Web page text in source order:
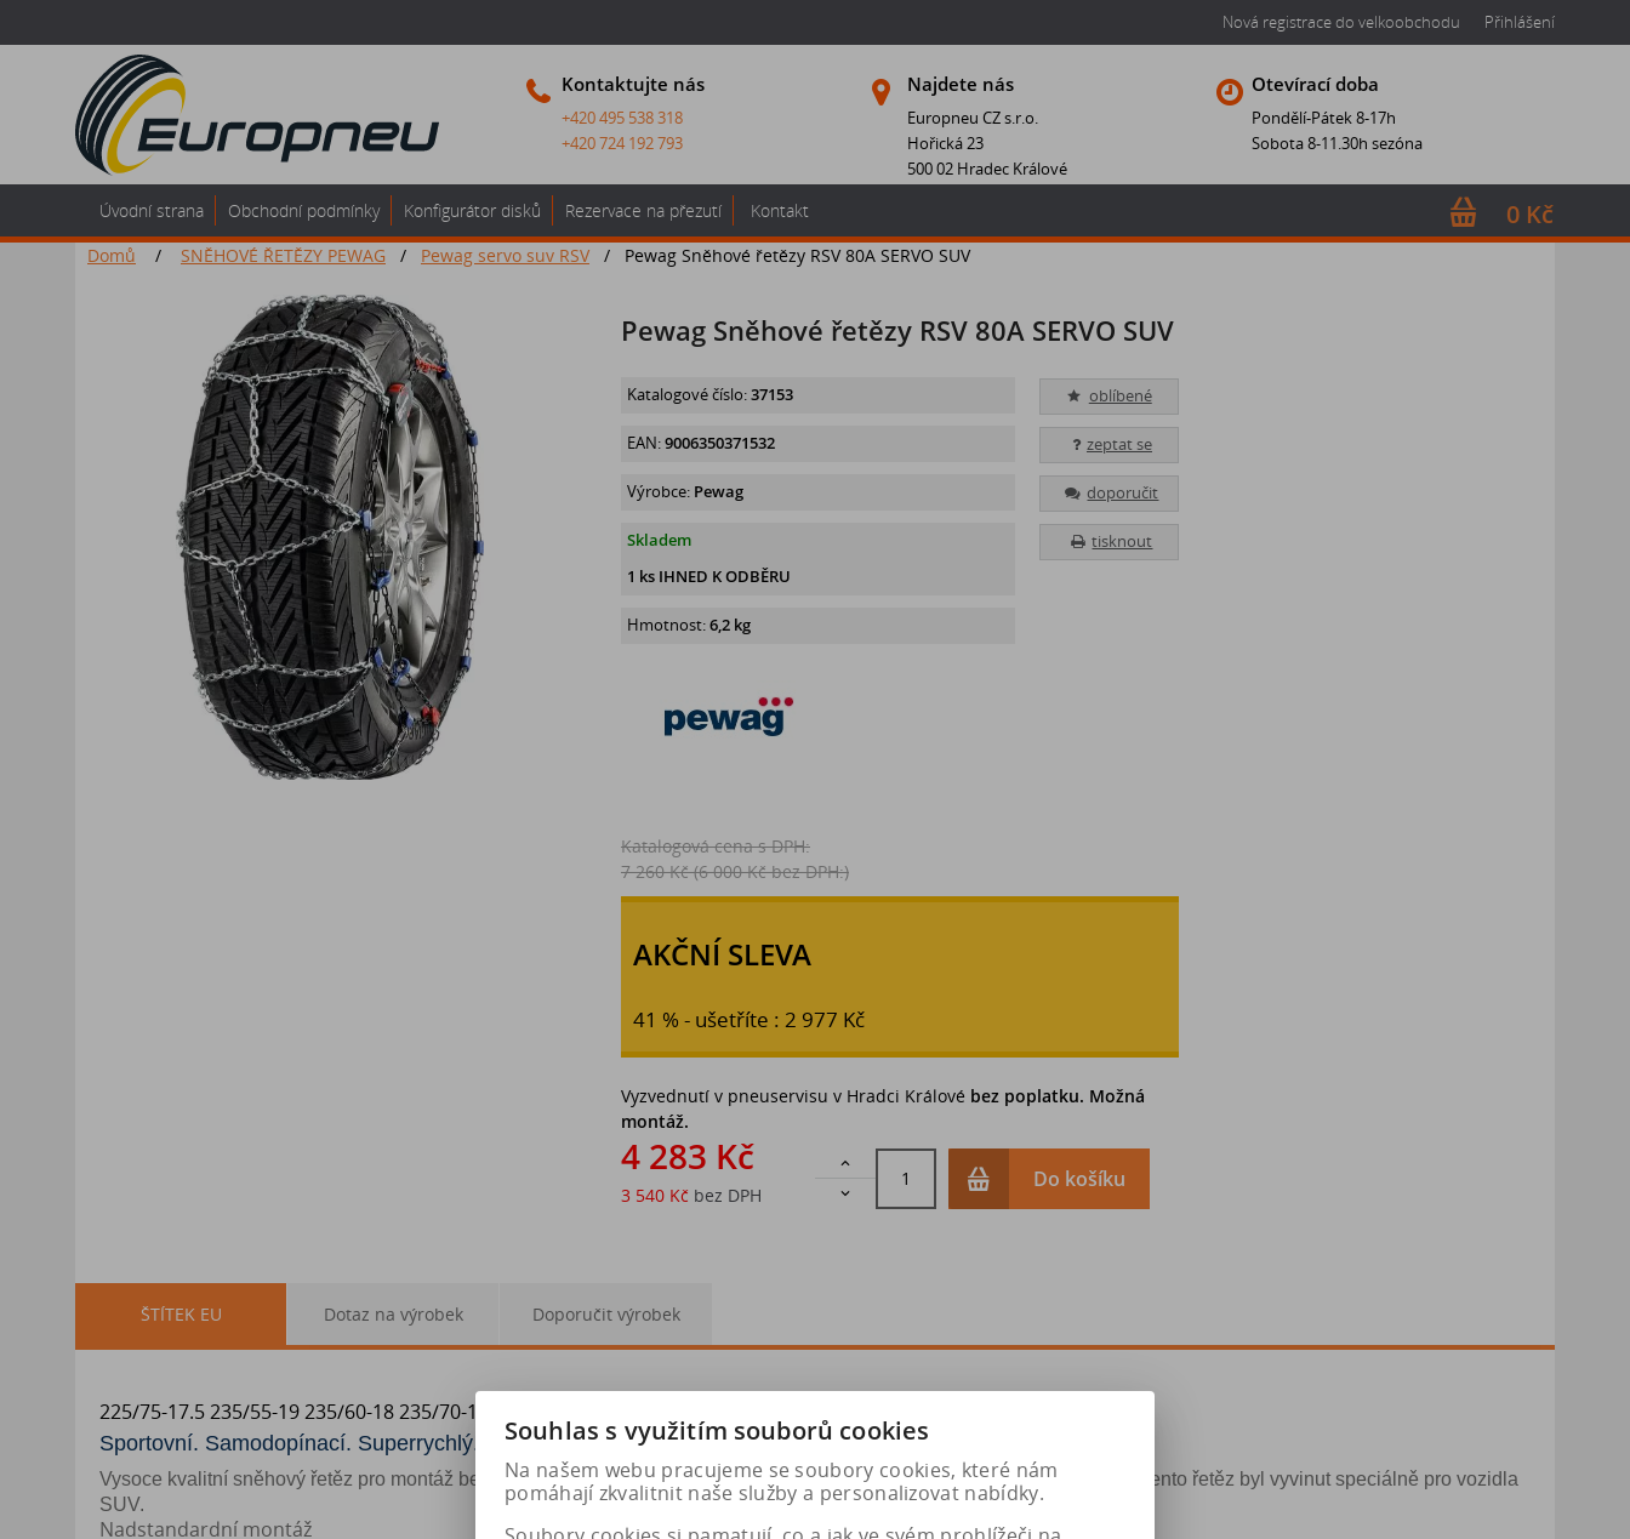
Nová registrace do velkoobchodu Přihlášení
Kontaktujte nás
+420 495 538 318
+420 724 192 793
Najdete nás
Europneu CZ s.r.o.
Hořická 23
500 02 Hradec Králové
Otevírací doba
Pondělí-Pátek 8-17h
Sobota 8-11.30h sezóna
0 Kč
Úvodní strana Obchodní podmínky Konfigurátor disků Rezervace na přezutí
Kontakt
Domů
/ SNĚHOVÉ ŘETĚZY PEWAG / Pewag servo suv RSV / Pewag Sněhové řetězy RSV 80A SERVO SUV
Pewag Sněhové řetězy RSV 80A SERVO SUV
oblíbené
zeptat se
doporučit
tisknout
Katalogové číslo:37153
EAN:9006350371532
Výrobce: Pewag
Skladem
1 ks IHNED K ODBĚRU
Hmotnost:6,2 kg
Katalogová cena s DPH:
7 260 Kč (6 000 Kč bez DPH:)
AKČNÍ SLEVA
41 % - ušetříte : 2 977 Kč
Vyzvednutí v pneuservisu v Hradci Králové bez poplatku. Možná
montáž.
4 283 Kč
3 540 Kč bez DPH


Do košíku
ŠTÍTEK EU Dotaz na výrobek Doporučit výrobek
225/75-17.5 235/55-19 235/60-18 235/70-17 235/65-18 245/65-17 255/45-20 255/60-17 265/70-15 7.50-16
Sportovní. Samodopínací. Superrychlý.
Vysoce kvalitní sněhový řetěz pro montáž bez pojíždění, s technologií pewag servo, pro SUV (sportovní užitková vozidla). Tento řetěz byl vyvinut speciálně pro vozidla
SUV.
Nadstandardní montáž
Souhlas s využitím souborů cookies
Na našem webu pracujeme se soubory cookies, které nám
pomáhají zkvalitnit naše služby a personalizovat nabídky.